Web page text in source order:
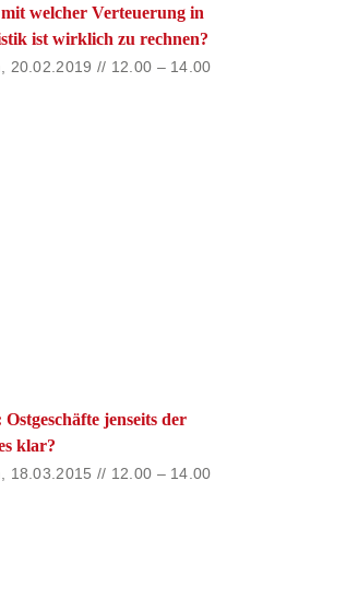
welcher Verteuerung in
ist wirklich zu rechnen?
20.02.2019 // 12.00 – 14.00
jenseits der
klar?
18.03.2015 // 12.00 – 14.00